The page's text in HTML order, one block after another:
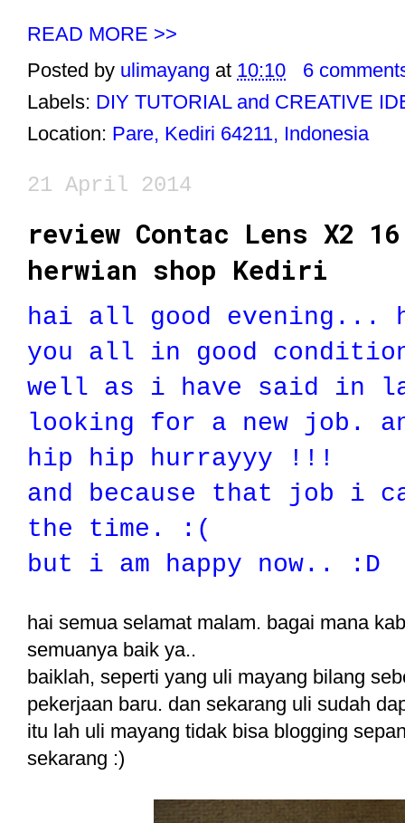
READ MORE >>
Posted by ulimayang at 10:10
6
Labels: DIY TUTORIAL and CREATIVE
Location: Pare, Kediri 64211, Indonesia
21 April 2014
review Contac Lens X2
herwian shop Kediri
hai all good evening...
you all in good
well as i have said in
looking for a new job.
hip hip hurrayyy !!!
and because that job i
the time. :(
but i am happy now.. :D
hai semua selamat malam. bagai mana
semuanya baik ya..
baiklah, seperti yang uli mayang bilang
pekerjaan baru. dan sekarang uli sudah
itu lah uli mayang tidak bisa blogging
sekarang :)